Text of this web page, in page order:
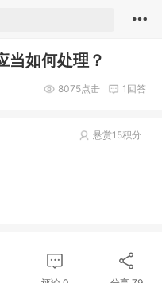
当如何处理？
1 回答
8075点击
悬赏15积分